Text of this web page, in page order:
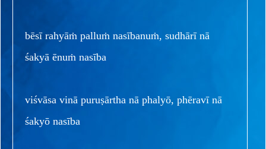
bēsī rahyāṁ palluṁ nasībanuṁ, sudhārī nā
śakyā ēnuṁ nasība
viśvāsa vinā puruṣārtha nā phalyō, phēravī nā
śakyō nasība